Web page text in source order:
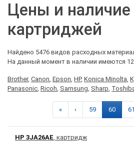
Цены и наличие
картриджей
Найдено 5476 видов расходных
На данный момент в наличии имеются
Brother, Canon, Epson, HP, Konica Minolta,
Panasonic, Ricoh, Samsung, Sharp,
« ‹ 59 60 61
HP 3JA26AE, картридж